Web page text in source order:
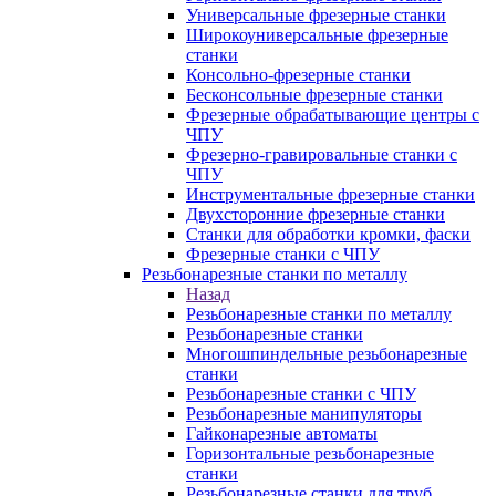
Универсальные фрезерные станки
Широкоуниверсальные фрезерные
станки
Консольно-фрезерные станки
Бесконсольные фрезерные станки
Фрезерные обрабатывающие центры с
ЧПУ
Фрезерно-гравировальные станки с
ЧПУ
Инструментальные фрезерные станки
Двухсторонние фрезерные станки
Станки для обработки кромки, фаски
Фрезерные станки с ЧПУ
Резьбонарезные станки по металлу
Назад
Резьбонарезные станки по металлу
Резьбонарезные станки
Многошпиндельные резьбонарезные
станки
Резьбонарезные станки с ЧПУ
Резьбонарезные манипуляторы
Гайконарезные автоматы
Горизонтальные резьбонарезные
станки